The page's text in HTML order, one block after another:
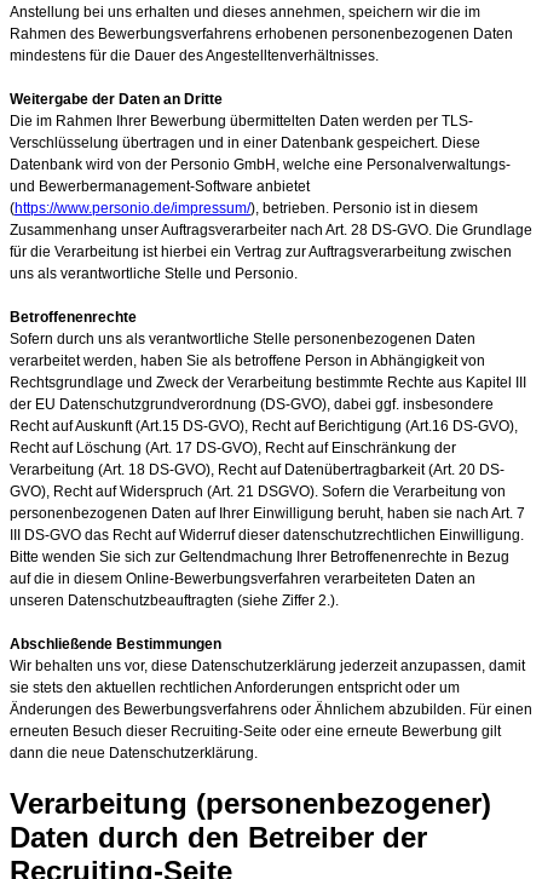
Anstellung bei uns erhalten und dieses annehmen, speichern wir die im
Rahmen des Bewerbungsverfahrens erhobenen personenbezogenen Daten
mindestens für die Dauer des Angestelltenverhältnisses.
Weitergabe der Daten an Dritte
Die im Rahmen Ihrer Bewerbung übermittelten Daten werden per TLS-
Verschlüsselung übertragen und in einer Datenbank gespeichert. Diese
Datenbank wird von der Personio GmbH, welche eine Personalverwaltungs-
und Bewerbermanagement-Software anbietet
(https://www.personio.de/impressum/), betrieben. Personio ist in diesem
Zusammenhang unser Auftragsverarbeiter nach Art. 28 DS-GVO. Die Grundlage
für die Verarbeitung ist hierbei ein Vertrag zur Auftragsverarbeitung zwischen
uns als verantwortliche Stelle und Personio.
Betroffenenrechte
Sofern durch uns als verantwortliche Stelle personenbezogenen Daten
verarbeitet werden, haben Sie als betroffene Person in Abhängigkeit von
Rechtsgrundlage und Zweck der Verarbeitung bestimmte Rechte aus Kapitel III
der EU Datenschutzgrundverordnung (DS-GVO), dabei ggf. insbesondere
Recht auf Auskunft (Art.15 DS-GVO), Recht auf Berichtigung (Art.16 DS-GVO),
Recht auf Löschung (Art. 17 DS-GVO), Recht auf Einschränkung der
Verarbeitung (Art. 18 DS-GVO), Recht auf Datenübertragbarkeit (Art. 20 DS-
GVO), Recht auf Widerspruch (Art. 21 DSGVO). Sofern die Verarbeitung von
personenbezogenen Daten auf Ihrer Einwilligung beruht, haben sie nach Art. 7
III DS-GVO das Recht auf Widerruf dieser datenschutzrechtlichen Einwilligung.
Bitte wenden Sie sich zur Geltendmachung Ihrer Betroffenenrechte in Bezug
auf die in diesem Online-Bewerbungsverfahren verarbeiteten Daten an
unseren Datenschutzbeauftragten (siehe Ziffer 2.).
Abschließende Bestimmungen
Wir behalten uns vor, diese Datenschutzerklärung jederzeit anzupassen, damit
sie stets den aktuellen rechtlichen Anforderungen entspricht oder um
Änderungen des Bewerbungsverfahrens oder Ähnlichem abzubilden. Für einen
erneuten Besuch dieser Recruiting-Seite oder eine erneute Bewerbung gilt
dann die neue Datenschutzerklärung.
Verarbeitung (personenbezogener)
Daten durch den Betreiber der
Recruiting-Seite